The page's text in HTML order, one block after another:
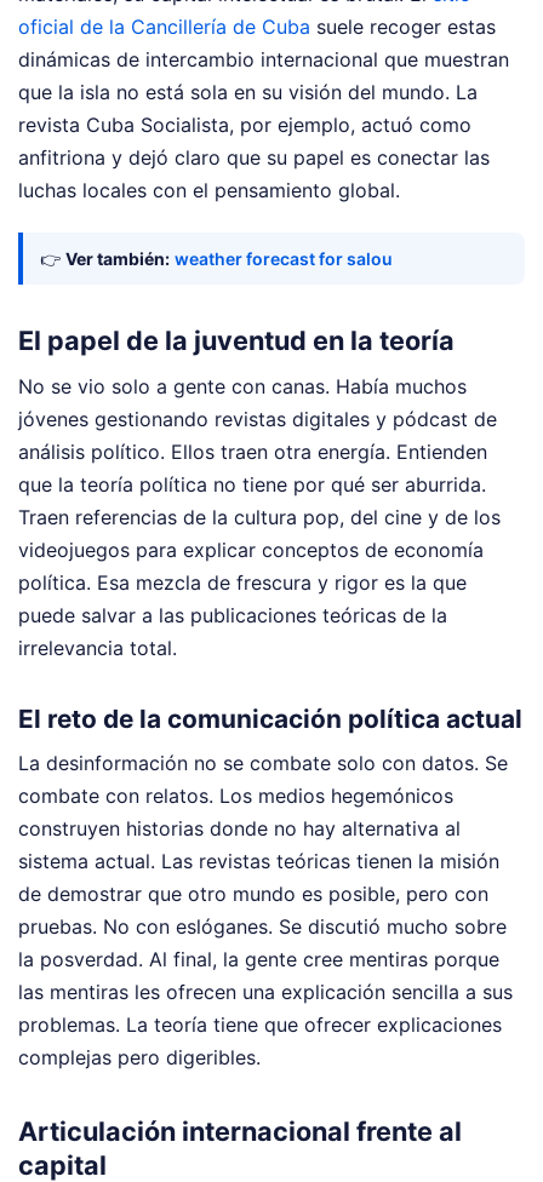
oficial de la Cancillería de Cuba suele recoger estas
dinámicas de intercambio internacional que muestran
que la isla no está sola en su visión del mundo. La
revista Cuba Socialista, por ejemplo, actuó como
anfitriona y dejó claro que su papel es conectar las
luchas locales con el pensamiento global.
👉 Ver también: weather forecast for salou
El papel de la juventud en la teoría
No se vio solo a gente con canas. Había muchos
jóvenes gestionando revistas digitales y pódcast de
análisis político. Ellos traen otra energía. Entienden
que la teoría política no tiene por qué ser aburrida.
Traen referencias de la cultura pop, del cine y de los
videojuegos para explicar conceptos de economía
política. Esa mezcla de frescura y rigor es la que
puede salvar a las publicaciones teóricas de la
irrelevancia total.
El reto de la comunicación política actual
La desinformación no se combate solo con datos. Se
combate con relatos. Los medios hegemónicos
construyen historias donde no hay alternativa al
sistema actual. Las revistas teóricas tienen la misión
de demostrar que otro mundo es posible, pero con
pruebas. No con eslóganes. Se discutió mucho sobre
la posverdad. Al final, la gente cree mentiras porque
las mentiras les ofrecen una explicación sencilla a sus
problemas. La teoría tiene que ofrecer explicaciones
complejas pero digeribles.
Articulación internacional frente al
capital